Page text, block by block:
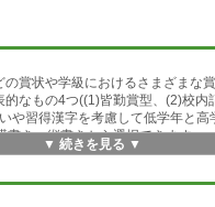
賞状や学級におけるさまざまな
なもの4つ((1)皆勤賞型、(2)校
や習得漢字を考慮して低学年と高
書き、縦書きから選択できます。
縦置き用紙では横書きの計3種類
ります。例えば児童会、生徒会
▼ 続きを見る ▼